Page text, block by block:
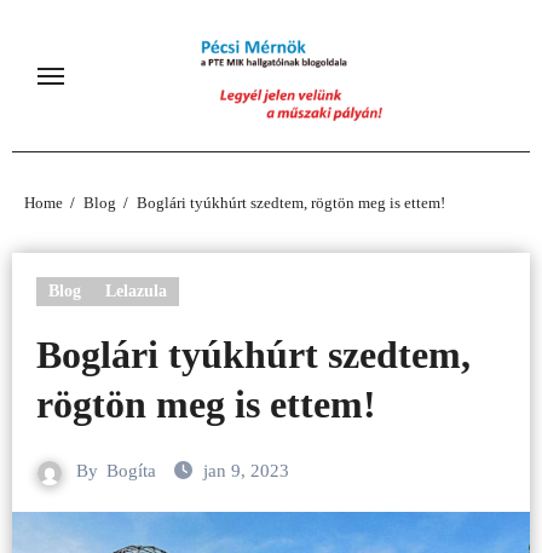
content
Home Blog Boglári tyúkhúrt szedtem, rögtön meg is ettem!
Blog Lelazula
Boglári tyúkhúrt szedtem,
rögtön meg is ettem!
By Bogíta jan 9, 2023